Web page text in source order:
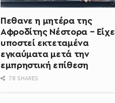
Πεθανε η μητέρα της
Αφροδίτης Νέστορα – Είχε
υποστεί εκτεταμένα
εγκαύματα μετά την
εμπρηστική επίθεση
78 SHARES